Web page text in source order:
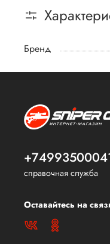
Бренд
справочная служба
Оставайтесь на